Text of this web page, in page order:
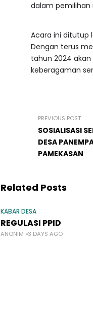
dalam pemilihan
Acara ini ditutup
Dengan terus
tahun 2024
keberagaman
PREVIOUS POST
SOSIALISASI
DESA
PAMEKASAN
Related Posts
KABAR DESA
REGULASI PPID
ANONIM 3 DAYS AGO